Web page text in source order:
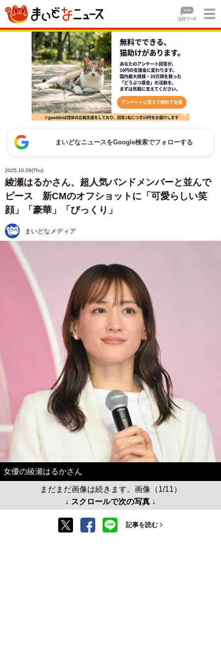
まいどなニュースをGoogle検索でフォローする
2025.10.09(Thu)
綾瀬はるかさん、超人気バンドメンバーと並んで
ピース 新CMのオフショットに「可愛らしい笑
顔」「豪華」「びっくり」
まいどなメディア
女優の綾瀬はるかさん
まだまだ画像は続きます。画像（1/11）
↓ スクロールで次の写真 ↓
記事を読む